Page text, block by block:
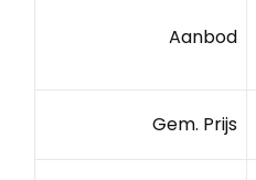
Aanbod
Gem. Prijs